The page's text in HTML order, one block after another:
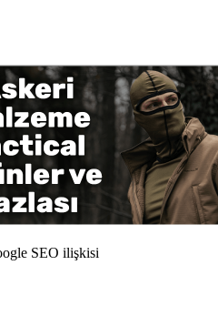
SEO ilişkisi